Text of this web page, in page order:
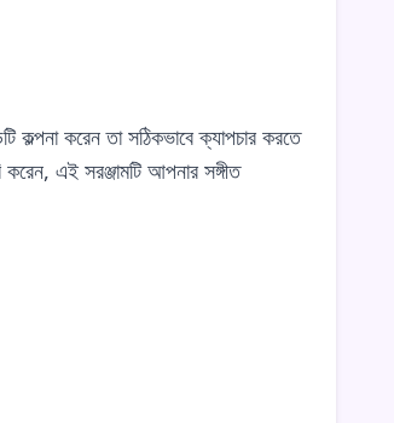
করেন তা সঠিকভাবে ক্যাপচার করতে
এই সরঞ্জামটি আপনার সঙ্গীত